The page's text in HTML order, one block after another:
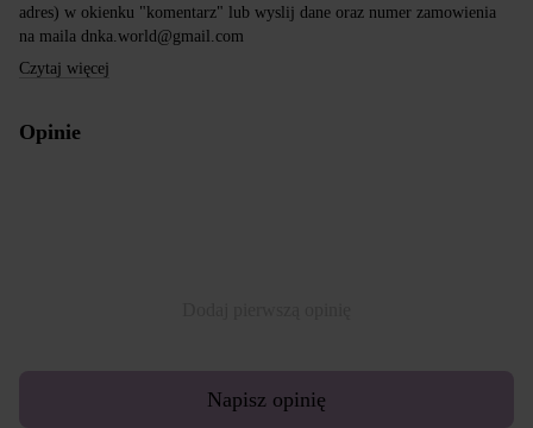
adres) w okienku "komentarz" lub wyslij dane oraz numer zamowienia
na maila dnka.world@gmail.com
Czytaj więcej
Opinie
Napisz opinię